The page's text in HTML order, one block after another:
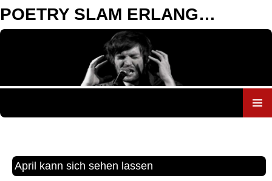
POETRY SLAM ERLANGEN
April kann sich sehen lassen